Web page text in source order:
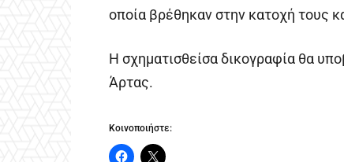
οποία βρέθηκαν στην κατοχή τους
Η σχηματισθείσα δικογραφία θα
Άρτας.
Κοινοποιήστε: